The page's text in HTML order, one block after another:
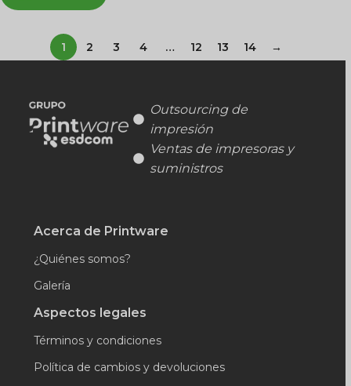
1 2 3 4 … 12 13 14 →
Outsourcing de
impresión
Ventas de impresoras y
suministros
Acerca de Printware
¿Quiénes somos?
Galería
Aspectos legales
Términos y condiciones
Política de cambios y devoluciones